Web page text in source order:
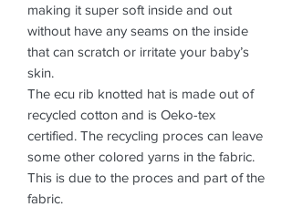
making it super soft inside and out
without have any seams on the inside
that can scratch or irritate your baby’s
skin.
The ecu rib knotted hat is made out of
recycled cotton and is Oeko-tex
certified. The recycling proces can leave
some other colored yarns in the fabric.
This is due to the proces and part of the
fabric.